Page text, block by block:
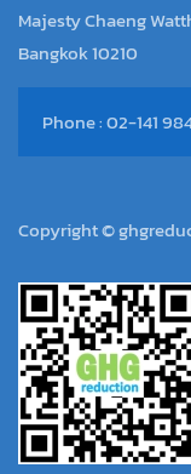
Majesty Chaeng
Bangkok 10210
Phone : 02-141
Copyright ©